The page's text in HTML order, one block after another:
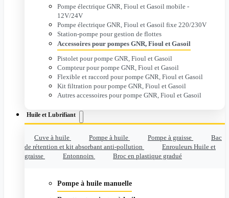
Pompe électrique GNR, Fioul et Gasoil mobile -
12V/24V
Pompe électrique GNR, Fioul et Gasoil fixe 220/230V
Station-pompe pour gestion de flottes
Accessoires pour pompes GNR, Fioul et Gasoil
Pistolet pour pompe GNR, Fioul et Gasoil
Compteur pour pompe GNR, Fioul et Gasoil
Flexible et raccord pour pompe GNR, Fioul et Gasoil
Kit filtration pour pompe GNR, Fioul et Gasoil
Autres accessoires pour pompe GNR, Fioul et Gasoil
Huile et Lubrifiant
Cuve à huile Pompe à huile Pompe à graisse
Bac
de rétention et kit absorbant anti-pollution
Enrouleurs Huile et
graisse
Entonnoirs Broc en plastique gradué
Pompe à huile manuelle